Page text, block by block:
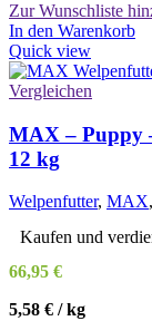
Zur Wunschliste
In den Warenkorb
Quick view
Vergleichen
MAX – Puppy
12 kg
Welpenfutter, MAX,
Kaufen und
66,95 €
5,58 € /kg